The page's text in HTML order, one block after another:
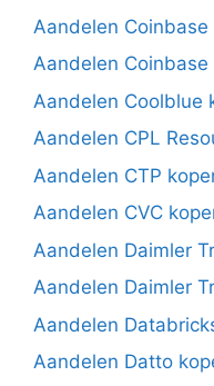
Aandelen Coinbase
Aandelen Coinbase
Aandelen Coolblue
Aandelen CPL
Aandelen CTP
Aandelen CVC
Aandelen Daimler
Aandelen Daimler
Aandelen
Aandelen Datto